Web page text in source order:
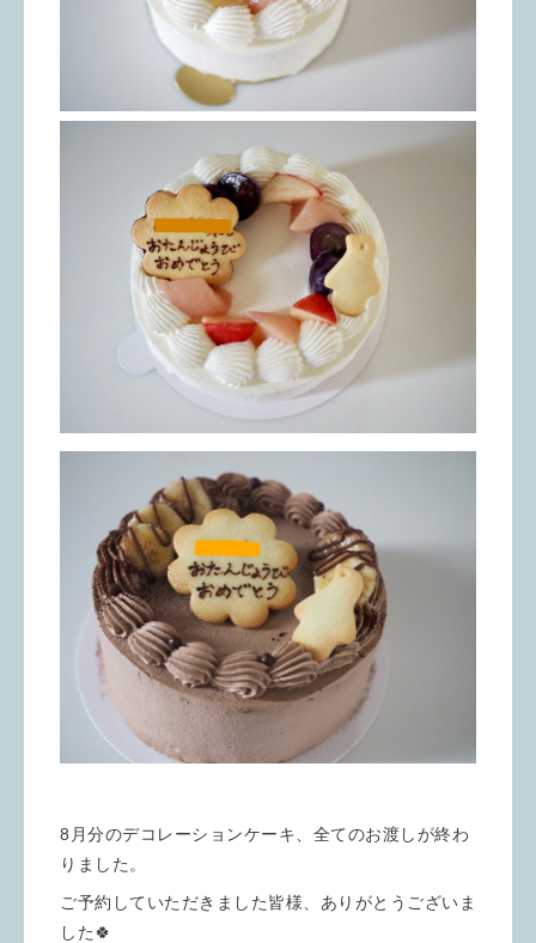
8月分のデコレーションケーキ、全てのお渡しが終わ
りました。
ご予約していただきました皆様、ありがとうございま
した🍀